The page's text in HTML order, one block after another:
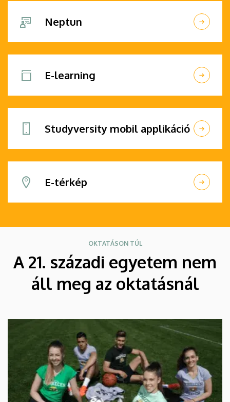
Neptun
E-learning
Studyversity mobil applikáció
E-térkép
OKTATÁSON TÚL
A 21. századi egyetem nem
áll meg az oktatásnál